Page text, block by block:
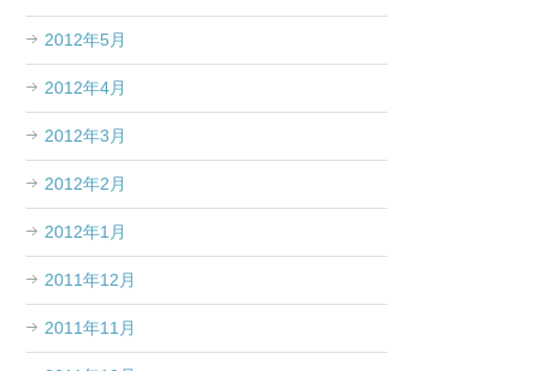
2012年5月
2012年4月
2012年3月
2012年2月
2012年1月
2011年12月
2011年11月